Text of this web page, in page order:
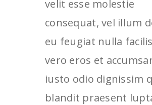
velit esse molestie
consequat, vel illum
eu feugiat nulla
vero eros et
iusto odio dignissim
blandit praesent